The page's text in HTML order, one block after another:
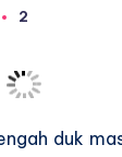
2
duk